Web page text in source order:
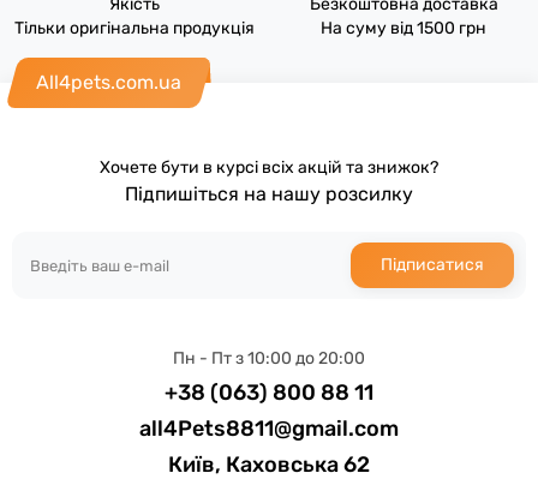
Якість
Тільки оригінальна продукція
Безкоштовна доставка
На суму від 1500 грн
All4pets.com.ua
Хочете бути в курсі всіх акцій та знижок?
Підпишіться на нашу розсилку
Підписатися
Пн - Пт з 10:00 до 20:00
+38 (063) 800 88 11
all4Pets8811@gmail.com
Київ, Каховська 62